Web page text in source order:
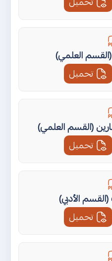
العلمي)
تحميل
(القسم العلمي)
تحميل
الأدبي)
تحميل